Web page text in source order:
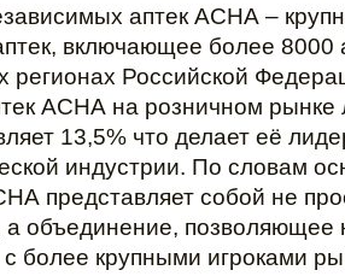
аптек АСНА –
включающее более 8000
регионах Российской
АСНА на розничном рынке
13,5% что делает её
индустрии. По словам
представляет собой не
а объединение,
с более крупными игроками